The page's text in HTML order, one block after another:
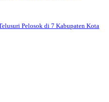
Pelosok di 7 Kabupaten Kota